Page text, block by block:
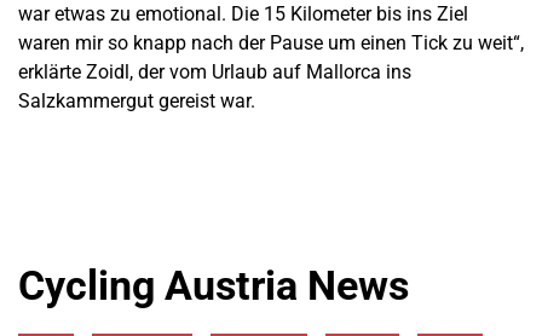
war etwas zu emotional. Die 15 Kilometer bis ins Ziel
waren mir so knapp nach der Pause um einen Tick zu weit“,
erklärte Zoidl, der vom Urlaub auf Mallorca ins
Salzkammergut gereist war.
Cycling Austria News